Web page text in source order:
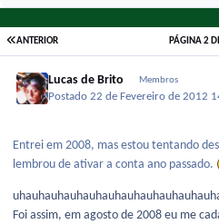
ANTERIOR PÁGINA 2
Lucas de Brito Membros
Postado22 de Fevereiro de 2012
Entrei em 2008, mas estou tentando
lembrou de ativar a conta ano passado.
Foi assim, em agosto de 2008 eu me